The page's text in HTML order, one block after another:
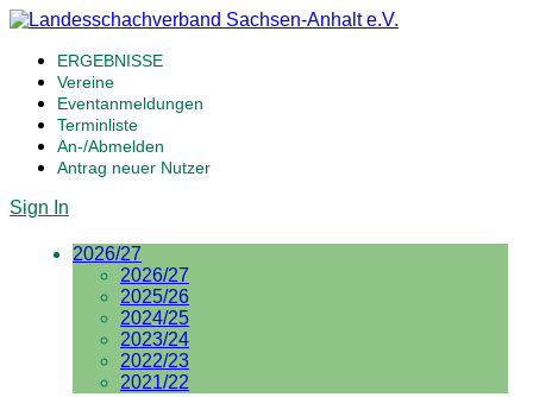
ERGEBNISSE
Vereine
Eventanmeldungen
Terminliste
An-/Abmelden
Antrag neuer Nutzer
Sign In
2026/27
2026/27
2025/26
2024/25
2023/24
2022/23
2021/22